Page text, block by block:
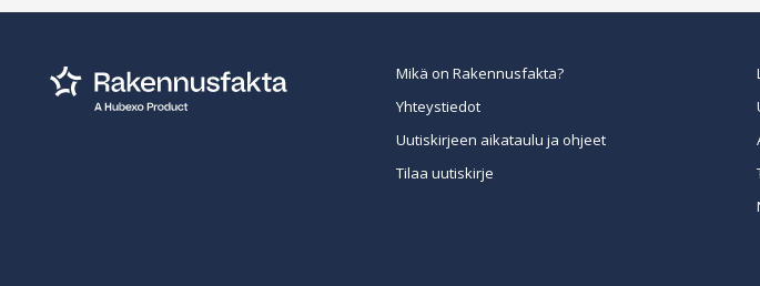
Mikä on Rakennusfakta?
Yhteystiedot
Uutiskirjeen aikataulu ja ohjeet
Tilaa uutiskirje